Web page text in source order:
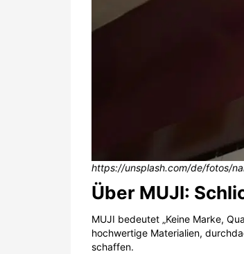
https://unsplash.com/de/fotos/
Über MUJI:
MUJI bedeutet „Keine Marke,
hochwertige Materialien,
schaffen.